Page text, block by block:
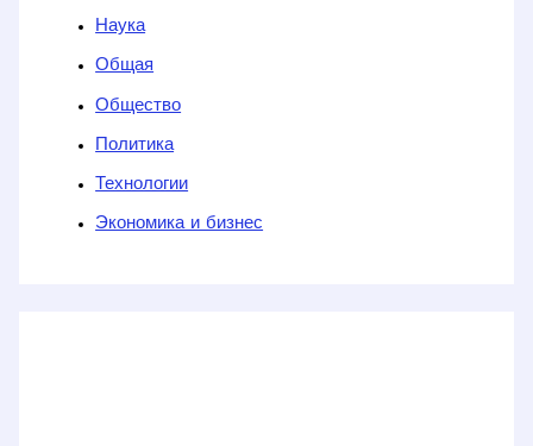
Наука
Общая
Общество
Политика
Технологии
Экономика и бизнес